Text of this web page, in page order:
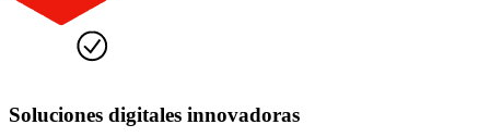
Soluciones digitales innovadoras